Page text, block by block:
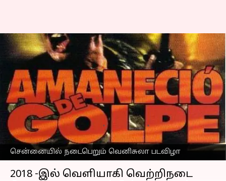
சென்னையில் நடைபெறும் வெனிசுலா படவிழா
சென்னையில்
நடைபெறும் வெனிசுலா
படவிழா: '96 படத்தின்
ஒரிஜினல் திரைப்படத்தை
காண வேண்டுமா?
எழுதியவர் Venkatalakshmi V Feb 21, 2023 06:58 pm
செய்தி முன்னோட்டம்
2018 -இல் வெளியாகி வெற்றிநடை